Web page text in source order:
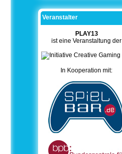
Veranstalter
PLAY13
ist eine Veranstaltung der
In Kooperation mit: